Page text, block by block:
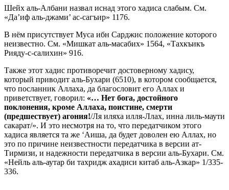
Шейх аль-Албани назвал иснад этого хадиса слабым. См.
«Да’иф аль-джами’ ас-сагъир» 1176.
В нём присутствует Муса ибн Сарджис положение которого
неизвестно. См. «Мишкат аль-масабих» 1564, «Тахкъикъ
Рияду-с-салихин» 916.
Также этот хадис противоречит достоверному хадису,
который приводит аль-Бухари (6510), в котором сообщается,
что посланник Аллаха, да благословит его Аллах и
приветствует, говорил: «… Нет бога, достойного
поклонения, кроме Аллаха, поистине, смерти
(предшествует) агония!/Ля иляха илля-Ллах, инна лиль-маути
сакарат/». И это несмотря на то, что передатчиком этого
хадиса является та же ‘Аиша, да будет доволен ею Аллах, но
это по причине неизвестности передатчика в версии ат-
Тирмизи, и надежности передатчика в версии аль-Бухари. См.
«Нейль аль-аутар би тахридж ахадиси китаб аль-Азкар» 1/335-
336.